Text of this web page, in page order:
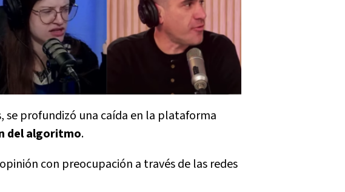
se profundizó una caída en la plataforma
del algoritmo.
con preocupación a través de las redes